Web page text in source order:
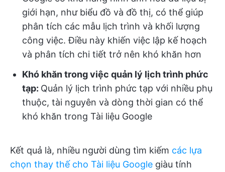
giới hạn, như biểu đồ và đồ thị, có thể giúp
phân tích các mẫu lịch trình và khối lượng
công việc. Điều này khiến việc lập kế hoạch
và phân tích chi tiết trở nên khó khăn hơn
Khó khăn trong việc quản lý lịch trình phức
tạp: Quản lý lịch trình phức tạp với nhiều phụ
thuộc, tài nguyên và dòng thời gian có thể
khó khăn trong Tài liệu Google
Kết quả là, nhiều người dùng tìm kiếm các lựa
chọn thay thế cho Tài liệu Google giàu tính